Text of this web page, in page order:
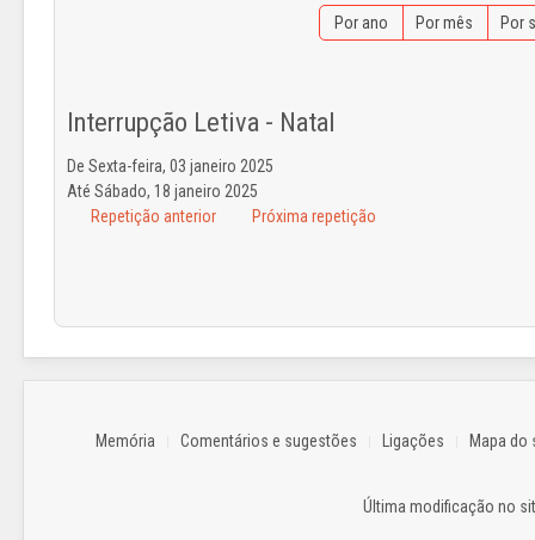
Por ano Por mês Por
Interrupção Letiva - Natal
De Sexta-feira, 03 janeiro 2025
Até Sábado, 18 janeiro 2025
Repetição anterior
Próxima repetição
Memória Comentários e sugestões Ligações Mapa do
Última modificação no